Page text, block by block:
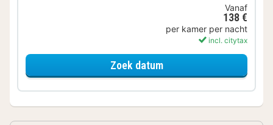
Vanaf
138 €
per kamer per nacht
incl. citytax
Zoek datumvoor Kamer 2